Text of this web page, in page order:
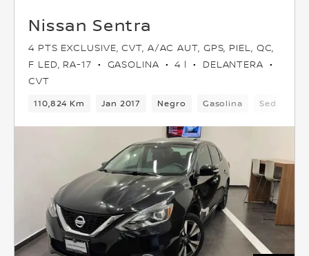
Nissan Sentra
4 PTS EXCLUSIVE, CVT, A/AC AUT, GPS, PIEL, QC,
F LED, RA-17
GASOLINA 4 l
DELANTERA
CVT
110,824 Km Jan 2017 Negro Gasolina Sedan